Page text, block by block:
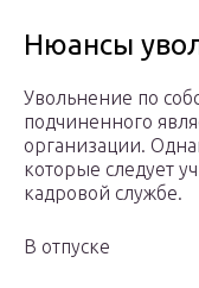
Нюансы
Увольнение по
подчиненного
организации.
которые следует
кадровой службе.
В отпуске